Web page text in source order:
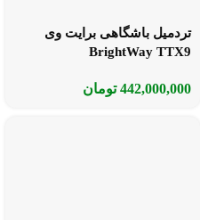
تردمیل باشگاهی برایت وی
BrightWay TTX9
442,000,000 تومان